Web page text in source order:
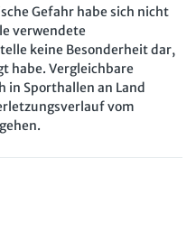
Gefahr habe sich nicht
verwendete
keine Besonderheit dar,
habe. Vergleichbare
in Sporthallen an Land
vom